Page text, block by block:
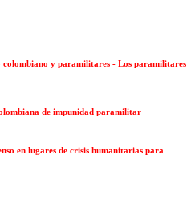
y paramilitares - Los paramilitares
de impunidad paramilitar
en lugares de crisis humanitarias para